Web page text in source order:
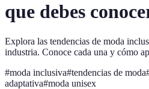
que debes
Explora las tendencias de moda
industria. Conoce cada una y cómo
#moda inclusiva#tendencias de moda
adaptativa#moda unisex